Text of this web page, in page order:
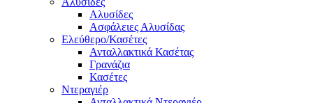
Αλυσίδες
Ασφάλειες Αλυσίδας
Ελεύθερο/Κασέτες
Ανταλλακτικά Κασέτας
Γρανάζια
Κασέτες
Ντεραγιέρ